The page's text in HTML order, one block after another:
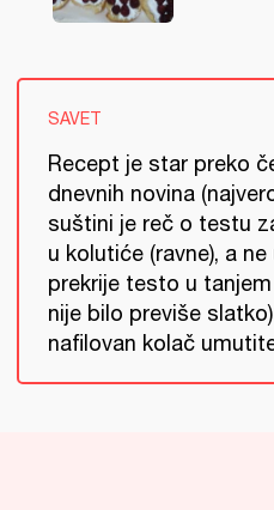
SAVET
Recept je star preko
dnevnih novina
suštini je reč o testu
u kolutiće (ravne), a
prekrije testo u
nije bilo previše
nafilovan kolač